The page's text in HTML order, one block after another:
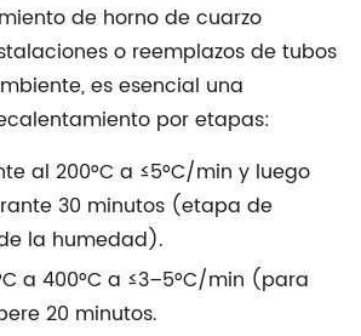
de horno de cuarzo
o reemplazos de tubos
es esencial una
por etapas:
al 200°C a ≤5°C/min y luego
30 minutos (etapa de
la humedad).
a 400°C a ≤3–5°C/min (para
20 minutos.